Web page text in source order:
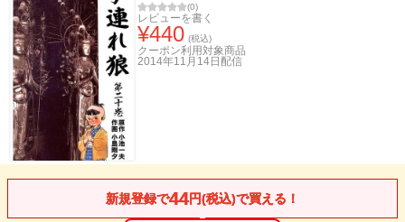
(0)
レビューを書く
¥440 (税込)
クーポン利用対象商品
2014年11月14日 配信
新規登録で44円(税込)で買える！